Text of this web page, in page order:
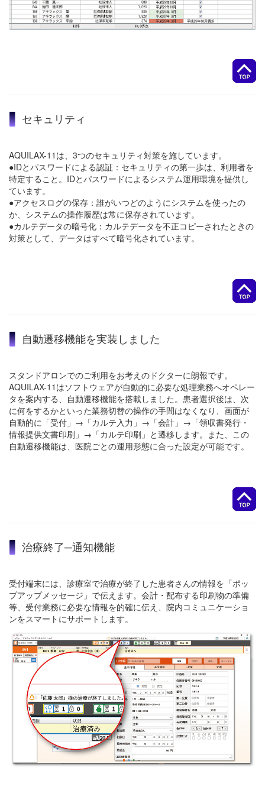
セキュリティ
AQUILAX-11は、3つのセキュリティ対策を施しています。
●IDとパスワードによる認証：セキュリティの第一歩は、利用者を
特定すること。IDとパスワードによるシステム運用環境を提供し
ています。
●アクセスログの保存：誰がいつどのようにシステムを使ったの
か、システムの操作履歴は常に保存されています。
●カルテデータの暗号化：カルテデータを不正コピーされたときの
対策として、データはすべて暗号化されています。
自動遷移機能を実装しました
スタンドアロンでのご利用をお考えのドクターに朗報です。
AQUILAX-11はソフトウェアが自動的に必要な処理業務へオペレー
タを案内する、自動遷移機能を搭載しました。患者選択後は、次
に何をするかといった業務切替の操作の手間はなくなり、画面が
自動的に「受付」→「カルテ入力」→「会計」→「領収書発行・
情報提供文書印刷」→「カルテ印刷」と遷移します。また、この
自動遷移機能は、医院ごとの運用形態に合った設定が可能です。
治療終了─通知機能
受付端末には、診療室で治療が終了した患者さんの情報を「ポッ
プアップメッセージ」で伝えます。会計・配布する印刷物の準備
等、受付業務に必要な情報を的確に伝え、院内コミュニケーショ
ンをスマートにサポートします。